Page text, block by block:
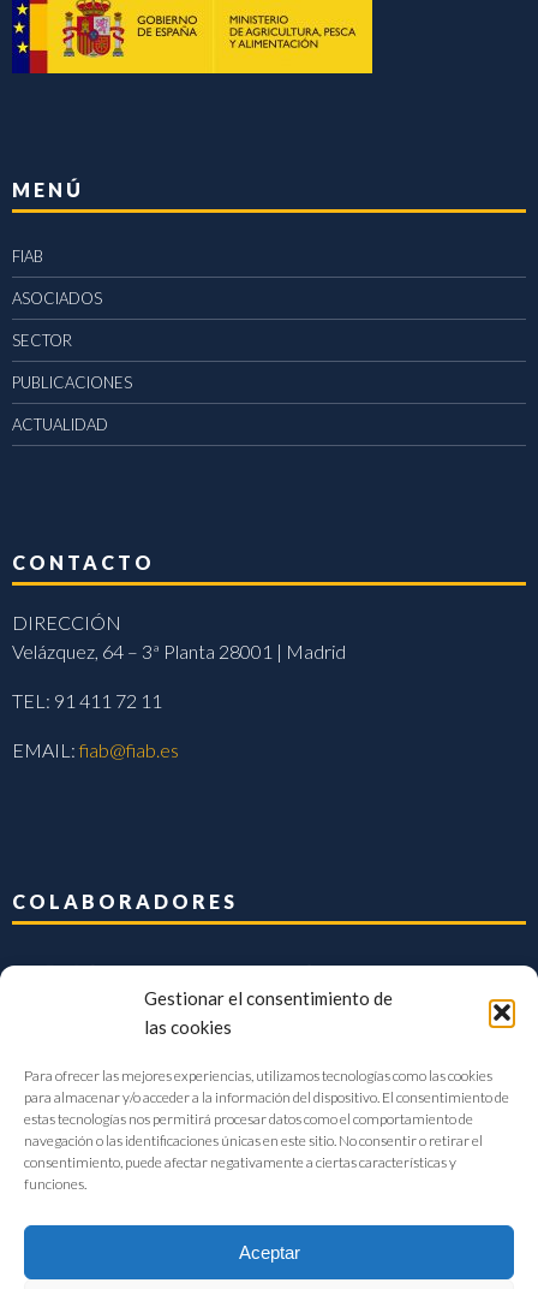
Gestionar el consentimiento de
las cookies
Para ofrecer las mejores experiencias, utilizamos tecnologías como las cookies
para almacenar y/o acceder a la información del dispositivo. El consentimiento de
estas tecnologías nos permitirá procesar datos como el comportamiento de
navegación o las identificaciones únicas en este sitio. No consentir o retirar el
consentimiento, puede afectar negativamente a ciertas características y
funciones.
Aceptar
MENÚ
FIAB
ASOCIADOS
SECTOR
PUBLICACIONES
ACTUALIDAD
CONTACTO
DIRECCIÓN
Velázquez, 64 – 3ª Planta 28001 | Madrid
TEL: 91 411 72 11
EMAIL:fiab@fiab.es
COLABORADORES